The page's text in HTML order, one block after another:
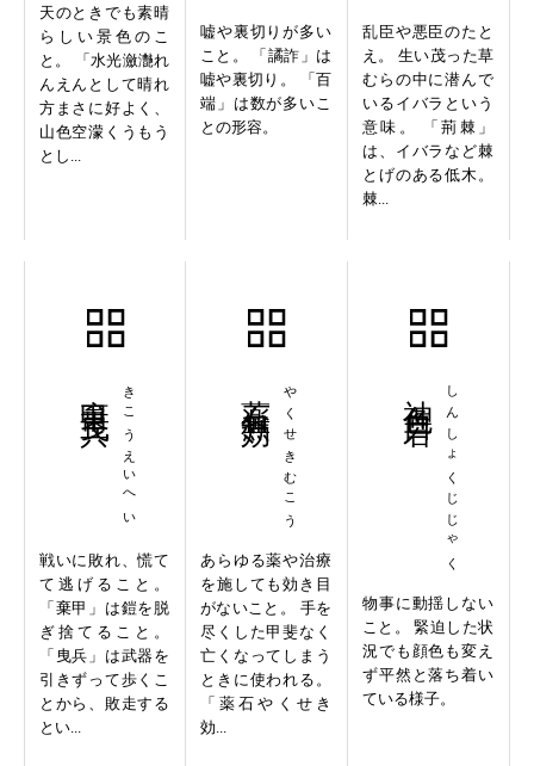
天のときでも素晴
らしい景色のこ
と。 「水光瀲灔れ
んえんとして晴れ
方まさに好よく、
山色空濛くうもう
とし...
嘘や裏切りが多い
こと。 「譎詐」は
嘘や裏切り。 「百
端」は数が多いこ
との形容。
乱臣や悪臣のたと
え。 生い茂った草
むらの中に潜んで
いるイバラという
意味。 「荊棘」
は、イバラなど棘
とげのある低木。
棘...
きこうえいへい
戦いに敗れ、慌て
て逃げること。
「棄甲」は鎧を脱
ぎ捨てること。
「曳兵」は武器を
引きずって歩くこ
とから、敗走する
とい...
やくせきむこう
あらゆる薬や治療
を施しても効き目
がないこと。 手を
尽くした甲斐なく
亡くなってしまう
ときに使われる。
「薬石やくせき
効...
しんしょくじじゃく
物事に動揺しない
こと。 緊迫した状
況でも顔色も変え
ず平然と落ち着い
ている様子。